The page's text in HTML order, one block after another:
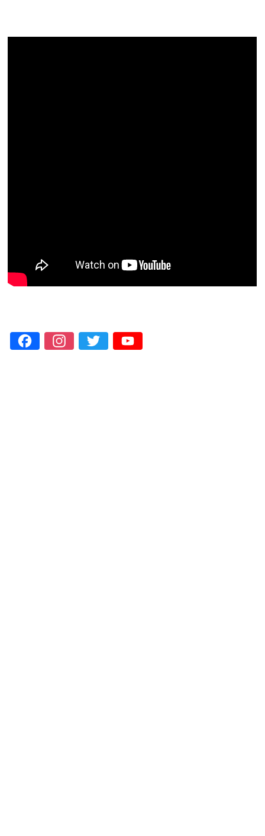
Facebook
Instagram
Twitter